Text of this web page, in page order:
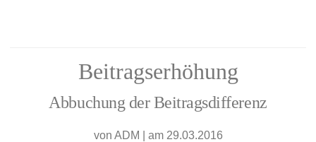
Beitragserhöhung
Abbuchung der Beitragsdifferenz
von ADM am 29.03.2016